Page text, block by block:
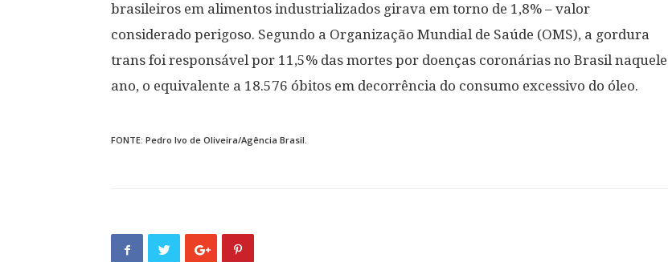
brasileiros em alimentos industrializados girava em torno de 1,8% – valor
considerado perigoso. Segundo a Organização Mundial de Saúde (OMS), a gordura
trans foi responsável por 11,5% das mortes por doenças coronárias no Brasil naquele
ano, o equivalente a 18.576 óbitos em decorrência do consumo excessivo do óleo.
FONTE: Pedro Ivo de Oliveira/Agência Brasil.